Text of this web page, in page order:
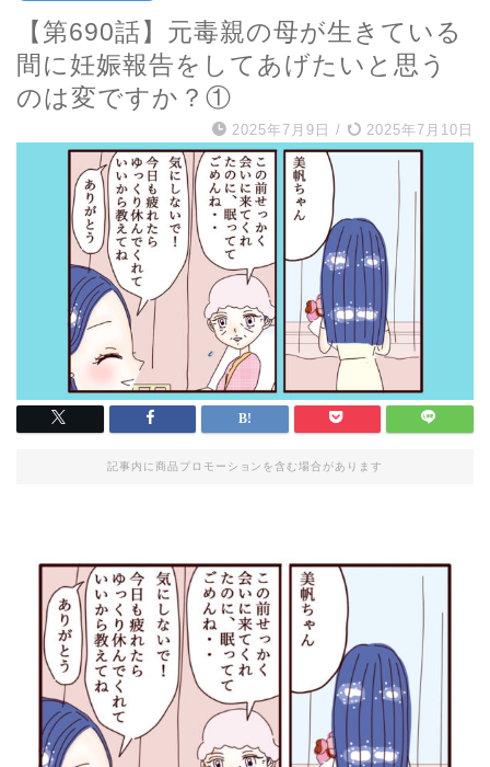
【第690話】元毒親の母が生きている
間に妊娠報告をしてあげたいと思う
のは変ですか？①
2025年7月9日 / 2025年7月10日
記事内に商品プロモーションを含む場合があります